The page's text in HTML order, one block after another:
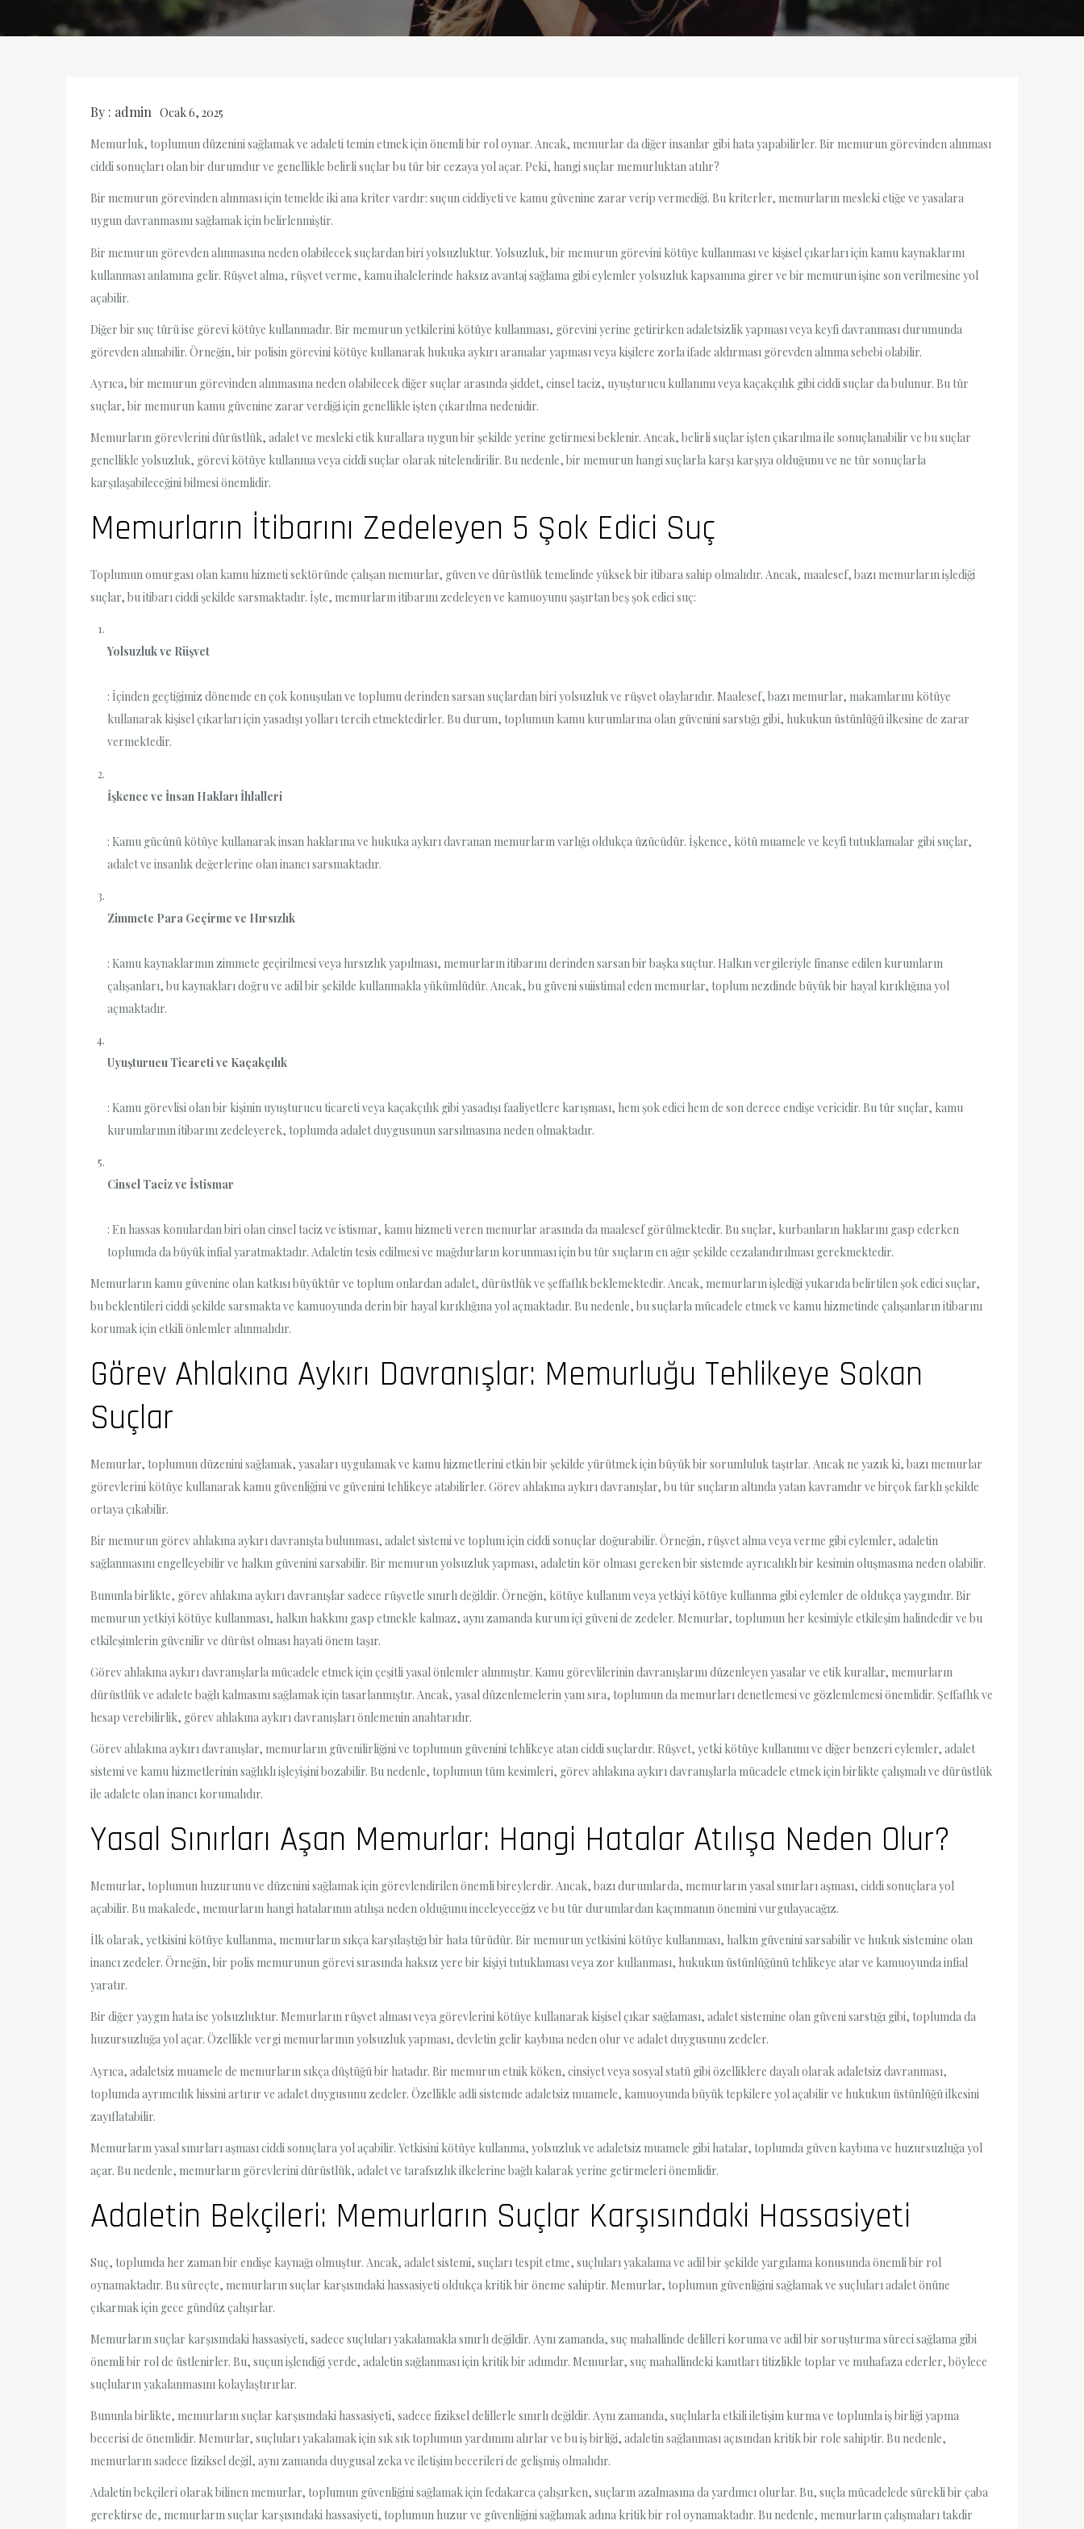
By : admin Ocak 6, 2025
Memurluk, toplumun düzenini sağlamak ve adaleti temin etmek için önemli bir rol oynar. Ancak, memurlar da diğer insanlar gibi hata yapabilirler. Bir memurun görevinden alınması
ciddi sonuçları olan bir durumdur ve genellikle belirli suçlar bu tür bir cezaya yol açar. Peki, hangi suçlar memurluktan atılır?
Bir memurun görevinden alınması için temelde iki ana kriter vardır: suçun ciddiyeti ve kamu güvenine zarar verip vermediği. Bu kriterler, memurların mesleki etiğe ve yasalara
uygun davranmasını sağlamak için belirlenmiştir.
Bir memurun görevden alınmasına neden olabilecek suçlardan biri yolsuzluktur. Yolsuzluk, bir memurun görevini kötüye kullanması ve kişisel çıkarları için kamu kaynaklarını
kullanması anlamına gelir. Rüşvet alma, rüşvet verme, kamu ihalelerinde haksız avantaj sağlama gibi eylemler yolsuzluk kapsamına girer ve bir memurun işine son verilmesine yol
açabilir.
Diğer bir suç türü ise görevi kötüye kullanmadır. Bir memurun yetkilerini kötüye kullanması, görevini yerine getirirken adaletsizlik yapması veya keyfi davranması durumunda
görevden alınabilir. Örneğin, bir polisin görevini kötüye kullanarak hukuka aykırı aramalar yapması veya kişilere zorla ifade aldırması görevden alınma sebebi olabilir.
Ayrıca, bir memurun görevinden alınmasına neden olabilecek diğer suçlar arasında şiddet, cinsel taciz, uyuşturucu kullanımı veya kaçakçılık gibi ciddi suçlar da bulunur. Bu tür
suçlar, bir memurun kamu güvenine zarar verdiği için genellikle işten çıkarılma nedenidir.
Memurların görevlerini dürüstlük, adalet ve mesleki etik kurallara uygun bir şekilde yerine getirmesi beklenir. Ancak, belirli suçlar işten çıkarılma ile sonuçlanabilir ve bu suçlar
genellikle yolsuzluk, görevi kötüye kullanma veya ciddi suçlar olarak nitelendirilir. Bu nedenle, bir memurun hangi suçlarla karşı karşıya olduğunu ve ne tür sonuçlarla
karşılaşabileceğini bilmesi önemlidir.
Memurların İtibarını Zedeleyen 5 Şok Edici Suç
Toplumun omurgası olan kamu hizmeti sektöründe çalışan memurlar, güven ve dürüstlük temelinde yüksek bir itibara sahip olmalıdır. Ancak, maalesef, bazı memurların işlediği
suçlar, bu itibarı ciddi şekilde sarsmaktadır. İşte, memurların itibarını zedeleyen ve kamuoyunu şaşırtan beş şok edici suç:
Yolsuzluk ve Rüşvet
: İçinden geçtiğimiz dönemde en çok konuşulan ve toplumu derinden sarsan suçlardan biri yolsuzluk ve rüşvet olaylarıdır. Maalesef, bazı memurlar, makamlarını kötüye
kullanarak kişisel çıkarları için yasadışı yolları tercih etmektedirler. Bu durum, toplumun kamu kurumlarına olan güvenini sarstığı gibi, hukukun üstünlüğü ilkesine de zarar
vermektedir.
İşkence ve İnsan Hakları İhlalleri
: Kamu gücünü kötüye kullanarak insan haklarına ve hukuka aykırı davranan memurların varlığı oldukça üzücüdür. İşkence, kötü muamele ve keyfi tutuklamalar gibi suçlar,
adalet ve insanlık değerlerine olan inancı sarsmaktadır.
Zimmete Para Geçirme ve Hırsızlık
: Kamu kaynaklarının zimmete geçirilmesi veya hırsızlık yapılması, memurların itibarını derinden sarsan bir başka suçtur. Halkın vergileriyle finanse edilen kurumların
çalışanları, bu kaynakları doğru ve adil bir şekilde kullanmakla yükümlüdür. Ancak, bu güveni suiistimal eden memurlar, toplum nezdinde büyük bir hayal kırıklığına yol
açmaktadır.
Uyuşturucu Ticareti ve Kaçakçılık
: Kamu görevlisi olan bir kişinin uyuşturucu ticareti veya kaçakçılık gibi yasadışı faaliyetlere karışması, hem şok edici hem de son derece endişe vericidir. Bu tür suçlar, kamu
kurumlarının itibarını zedeleyerek, toplumda adalet duygusunun sarsılmasına neden olmaktadır.
Cinsel Taciz ve İstismar
: En hassas konulardan biri olan cinsel taciz ve istismar, kamu hizmeti veren memurlar arasında da maalesef görülmektedir. Bu suçlar, kurbanların haklarını gasp ederken
toplumda da büyük infial yaratmaktadır. Adaletin tesis edilmesi ve mağdurların korunması için bu tür suçların en ağır şekilde cezalandırılması gerekmektedir.
Memurların kamu güvenine olan katkısı büyüktür ve toplum onlardan adalet, dürüstlük ve şeffaflık beklemektedir. Ancak, memurların işlediği yukarıda belirtilen şok edici suçlar,
bu beklentileri ciddi şekilde sarsmakta ve kamuoyunda derin bir hayal kırıklığına yol açmaktadır. Bu nedenle, bu suçlarla mücadele etmek ve kamu hizmetinde çalışanların itibarını
korumak için etkili önlemler alınmalıdır.
Görev Ahlakına Aykırı Davranışlar: Memurluğu Tehlikeye Sokan
Suçlar
Memurlar, toplumun düzenini sağlamak, yasaları uygulamak ve kamu hizmetlerini etkin bir şekilde yürütmek için büyük bir sorumluluk taşırlar. Ancak ne yazık ki, bazı memurlar
görevlerini kötüye kullanarak kamu güvenliğini ve güvenini tehlikeye atabilirler. Görev ahlakına aykırı davranışlar, bu tür suçların altında yatan kavramdır ve birçok farklı şekilde
ortaya çıkabilir.
Bir memurun görev ahlakına aykırı davranışta bulunması, adalet sistemi ve toplum için ciddi sonuçlar doğurabilir. Örneğin, rüşvet alma veya verme gibi eylemler, adaletin
sağlanmasını engelleyebilir ve halkın güvenini sarsabilir. Bir memurun yolsuzluk yapması, adaletin kör olması gereken bir sistemde ayrıcalıklı bir kesimin oluşmasına neden olabilir.
Bununla birlikte, görev ahlakına aykırı davranışlar sadece rüşvetle sınırlı değildir. Örneğin, kötüye kullanım veya yetkiyi kötüye kullanma gibi eylemler de oldukça yaygındır. Bir
memurun yetkiyi kötüye kullanması, halkın hakkını gasp etmekle kalmaz, aynı zamanda kurum içi güveni de zedeler. Memurlar, toplumun her kesimiyle etkileşim halindedir ve bu
etkileşimlerin güvenilir ve dürüst olması hayati önem taşır.
Görev ahlakına aykırı davranışlarla mücadele etmek için çeşitli yasal önlemler alınmıştır. Kamu görevlilerinin davranışlarını düzenleyen yasalar ve etik kurallar, memurların
dürüstlük ve adalete bağlı kalmasını sağlamak için tasarlanmıştır. Ancak, yasal düzenlemelerin yanı sıra, toplumun da memurları denetlemesi ve gözlemlemesi önemlidir. Şeffaflık ve
hesap verebilirlik, görev ahlakına aykırı davranışları önlemenin anahtarıdır.
Görev ahlakına aykırı davranışlar, memurların güvenilirliğini ve toplumun güvenini tehlikeye atan ciddi suçlardır. Rüşvet, yetki kötüye kullanımı ve diğer benzeri eylemler, adalet
sistemi ve kamu hizmetlerinin sağlıklı işleyişini bozabilir. Bu nedenle, toplumun tüm kesimleri, görev ahlakına aykırı davranışlarla mücadele etmek için birlikte çalışmalı ve dürüstlük
ile adalete olan inancı korumalıdır.
Yasal Sınırları Aşan Memurlar: Hangi Hatalar Atılışa Neden Olur?
Memurlar, toplumun huzurunu ve düzenini sağlamak için görevlendirilen önemli bireylerdir. Ancak, bazı durumlarda, memurların yasal sınırları aşması, ciddi sonuçlara yol
açabilir. Bu makalede, memurların hangi hatalarının atılışa neden olduğunu inceleyeceğiz ve bu tür durumlardan kaçınmanın önemini vurgulayacağız.
İlk olarak, yetkisini kötüye kullanma, memurların sıkça karşılaştığı bir hata türüdür. Bir memurun yetkisini kötüye kullanması, halkın güvenini sarsabilir ve hukuk sistemine olan
inancı zedeler. Örneğin, bir polis memurunun görevi sırasında haksız yere bir kişiyi tutuklaması veya zor kullanması, hukukun üstünlüğünü tehlikeye atar ve kamuoyunda infial
yaratır.
Bir diğer yaygın hata ise yolsuzluktur. Memurların rüşvet alması veya görevlerini kötüye kullanarak kişisel çıkar sağlaması, adalet sistemine olan güveni sarstığı gibi, toplumda da
huzursuzluğa yol açar. Özellikle vergi memurlarının yolsuzluk yapması, devletin gelir kaybına neden olur ve adalet duygusunu zedeler.
Ayrıca, adaletsiz muamele de memurların sıkça düştüğü bir hatadır. Bir memurun etnik köken, cinsiyet veya sosyal statü gibi özelliklere dayalı olarak adaletsiz davranması,
toplumda ayrımcılık hissini artırır ve adalet duygusunu zedeler. Özellikle adli sistemde adaletsiz muamele, kamuoyunda büyük tepkilere yol açabilir ve hukukun üstünlüğü ilkesini
zayıflatabilir.
Memurların yasal sınırları aşması ciddi sonuçlara yol açabilir. Yetkisini kötüye kullanma, yolsuzluk ve adaletsiz muamele gibi hatalar, toplumda güven kaybına ve huzursuzluğa yol
açar. Bu nedenle, memurların görevlerini dürüstlük, adalet ve tarafsızlık ilkelerine bağlı kalarak yerine getirmeleri önemlidir.
Adaletin Bekçileri: Memurların Suçlar Karşısındaki Hassasiyeti
Suç, toplumda her zaman bir endişe kaynağı olmuştur. Ancak, adalet sistemi, suçları tespit etme, suçluları yakalama ve adil bir şekilde yargılama konusunda önemli bir rol
oynamaktadır. Bu süreçte, memurların suçlar karşısındaki hassasiyeti oldukça kritik bir öneme sahiptir. Memurlar, toplumun güvenliğini sağlamak ve suçluları adalet önüne
çıkarmak için gece gündüz çalışırlar.
Memurların suçlar karşısındaki hassasiyeti, sadece suçluları yakalamakla sınırlı değildir. Aynı zamanda, suç mahallinde delilleri koruma ve adil bir soruşturma süreci sağlama gibi
önemli bir rol de üstlenirler. Bu, suçun işlendiği yerde, adaletin sağlanması için kritik bir adımdır. Memurlar, suç mahallindeki kanıtları titizlikle toplar ve muhafaza ederler, böylece
suçluların yakalanmasını kolaylaştırırlar.
Bununla birlikte, memurların suçlar karşısındaki hassasiyeti, sadece fiziksel delillerle sınırlı değildir. Aynı zamanda, suçlularla etkili iletişim kurma ve toplumla iş birliği yapma
becerisi de önemlidir. Memurlar, suçluları yakalamak için sık sık toplumun yardımını alırlar ve bu iş birliği, adaletin sağlanması açısından kritik bir role sahiptir. Bu nedenle,
memurların sadece fiziksel değil, aynı zamanda duygusal zeka ve iletişim becerileri de gelişmiş olmalıdır.
Adaletin bekçileri olarak bilinen memurlar, toplumun güvenliğini sağlamak için fedakarca çalışırken, suçların azalmasına da yardımcı olurlar. Bu, suçla mücadelede sürekli bir çaba
gerektirse de, memurların suçlar karşısındaki hassasiyeti, toplumun huzur ve güvenliğini sağlamak adına kritik bir rol oynamaktadır. Bu nedenle, memurların çalışmaları takdir